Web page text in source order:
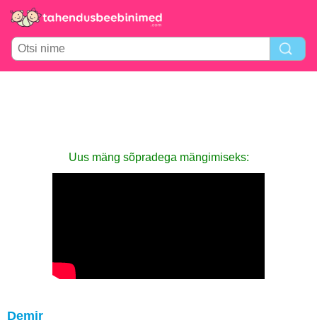
Uus mäng sõpradega mängimiseks:
Demir